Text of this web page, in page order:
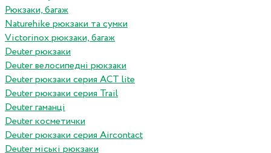
Рюкзаки, багаж
Naturehike рюкзаки та сумки
Victorinox рюкзаки, багаж
Deuter рюкзаки
Deuter велосипедні рюкзаки
Deuter рюкзаки серия ACT lite
Deuter рюкзаки серия Trail
Deuter гаманці
Deuter косметички
Deuter рюкзаки серия Aircontact
Deuter міські рюкзаки